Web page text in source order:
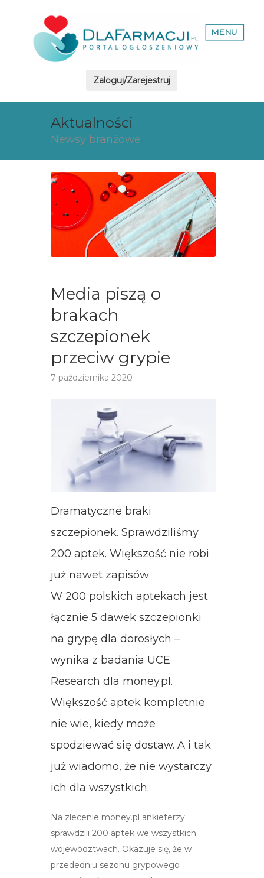
MENU
Zaloguj/Zarejestruj
Aktualności
Newsy branżowe
Media piszą o
brakach
szczepionek
przeciw grypie
7 października 2020
Dramatyczne braki
szczepionek. Sprawdziliśmy
200 aptek. Większość nie robi
już nawet zapisów
W 200 polskich aptekach jest
łącznie 5 dawek szczepionki
na grypę dla dorosłych –
wynika z badania UCE
Research dla money.pl.
Większość aptek kompletnie
nie wie, kiedy może
spodziewać się dostaw. A i tak
już wiadomo, że nie wystarczy
ich dla wszystkich.
Na zlecenie money.pl ankieterzy
sprawdzili 200 aptek we wszystkich
województwach. Okazuje się, że w
przededniu sezonu grypowego